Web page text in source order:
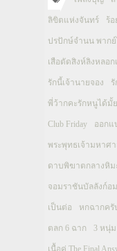
ลิขิตแห่งจันทร์ ร้
ปรปักษ์จำนน พากย์
เสือตัดสิงห์ลิงหลอก
รักนี้เจ้านายจอง
พี่ว้ากคะรักหนูได้มั้ย
Club Friday ออกแ
พระพุทธเจ้ามหาศ
ดาบพิฆาตกลางหิม
จอมราชันบัลลังก์อ
เป็นต่อ หกฉากครั
ตลก 6 ฉาก 3 หนุ่ม
เนื้อคู่ The Final